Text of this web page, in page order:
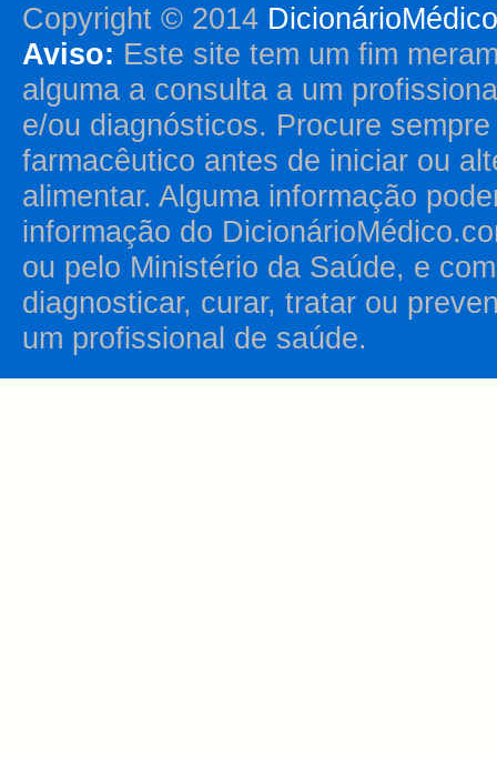
Copyright © 2014
Aviso: Este site tem um fim
alguma a consulta a um
e/ou diagnósticos. Procure
farmacêutico antes de iniciar ou
alimentar. Alguma informação
informação do
ou pelo Ministério da Saúde, e
diagnosticar, curar, tratar ou
um profissional de saúde.